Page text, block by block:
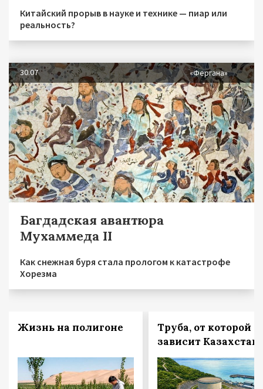
Китайский прорыв в науке и технике — пиар или
реальность?
30.07 «Фергана»
Багдадская авантюра
Мухаммеда II
Как снежная буря стала прологом к катастрофе
Хорезма
Жизнь на полигоне
Труба, от которой
зависит Казахстан